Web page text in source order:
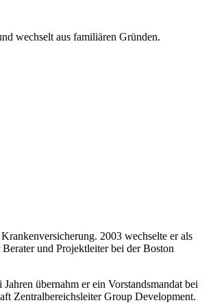
wechselt aus familiären Gründen.
2003 wechselte er als
und Projektleiter bei der Boston
übernahm er ein Vorstandsmandat bei
Zentralbereichsleiter Group Development.